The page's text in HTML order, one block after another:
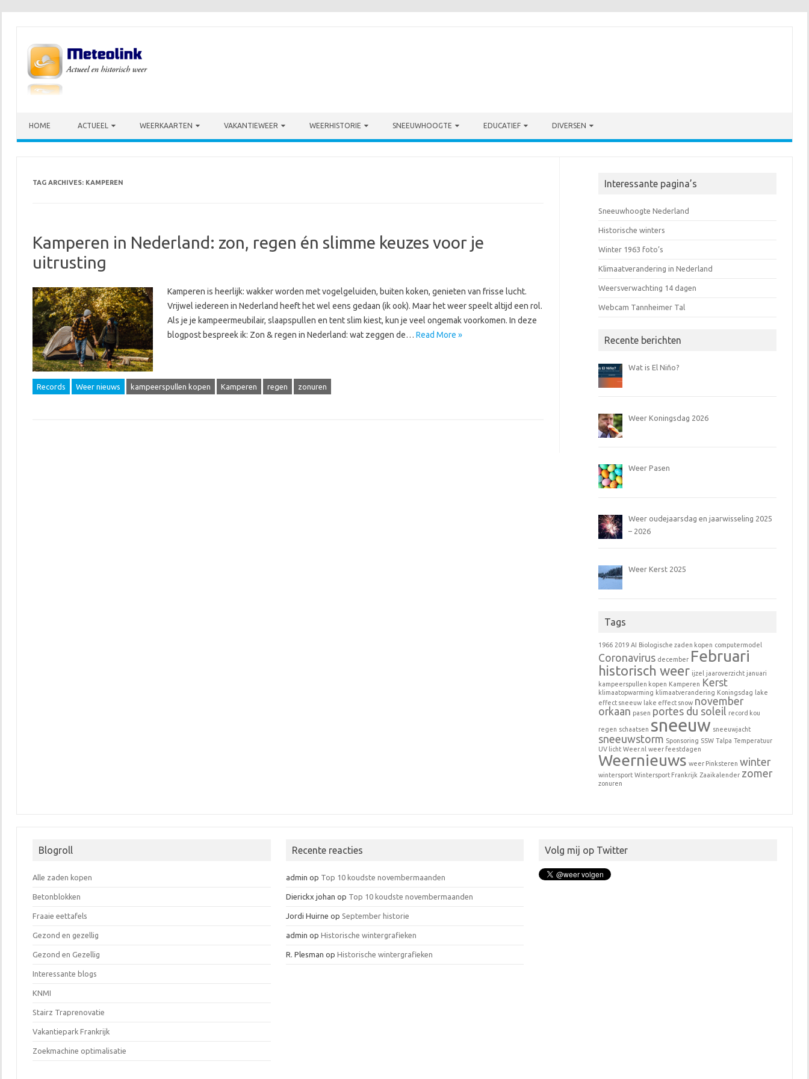
HOME ACTUEEL WEERKAARTEN VAKANTIEWEER WEERHISTORIE SNEEUWHOOGTE EDUCATIEF DIVERSEN
TAG ARCHIVES: KAMPEREN
Kamperen in Nederland: zon, regen én slimme keuzes voor je
uitrusting
Kamperen is heerlijk: wakker worden met vogelgeluiden, buiten koken, genieten van frisse lucht.
Vrijwel iedereen in Nederland heeft het wel eens gedaan (ik ook). Maar het weer speelt altijd een rol.
Als je je kampeermeubilair, slaapspullen en tent slim kiest, kun je veel ongemak voorkomen. In deze
blogpost bespreek ik: Zon & regen in Nederland: wat zeggen de… Read More »
Records Weer nieuws kampeerspullen kopen Kamperen regen zonuren
Interessante pagina’s
Sneeuwhoogte Nederland
Historische winters
Winter 1963 foto’s
Klimaatverandering in Nederland
Weersverwachting 14 dagen
Webcam Tannheimer Tal
Recente berichten
Wat is El Niño?
Weer Koningsdag 2026
Weer Pasen
Weer oudejaarsdag en jaarwisseling 2025
– 2026
Weer Kerst 2025
Tags
1966 2019 AI Biologische zaden kopen computermodel
Coronavirus december Februari
historisch weer ijzel jaaroverzicht januari
kampeerspullen kopen Kamperen Kerst
klimaatopwarming klimaatverandering Koningsdag lake
effect sneeuw lake effect snow november
orkaan pasen portes du soleil record kou
regen schaatsen sneeuw sneeuwjacht
sneeuwstorm Sponsoring SSW Talpa Temperatuur
UV licht Weer.nl weer feestdagen
Weernieuws weer Pinksteren winter
wintersport Wintersport Frankrijk Zaaikalender zomer
zonuren
Blogroll
Alle zaden kopen
Betonblokken
Fraaie eettafels
Gezond en gezellig
Gezond en Gezellig
Interessante blogs
KNMI
Stairz Traprenovatie
Vakantiepark Frankrijk
Zoekmachine optimalisatie
Recente reacties
admin op Top 10 koudste novembermaanden
Dierickx johan op Top 10 koudste novembermaanden
Jordi Huirne op September historie
admin op Historische wintergrafieken
R. Plesman op Historische wintergrafieken
Volg mij op Twitter